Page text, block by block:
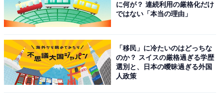
こちらもおすすめ
盤」が特別価格で登場中
に何が？ 連続利用の厳格化だけ
ではない「本当の理由」
「移民」に冷たいのはどっちな
のか？ スイスの厳格過ぎる学歴
選別と、日本の曖昧過ぎる外国
人政策